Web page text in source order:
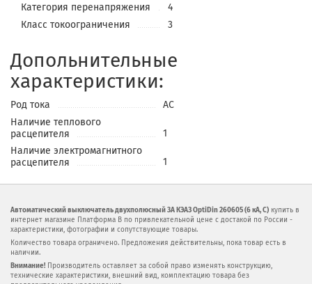
Категория перенапряжения
4
Класс токоограничения
3
Допольнительные
характеристики:
Род тока
AC
Наличие теплового
расцепителя
1
Наличие электромагнитного
расцепителя
1
Автоматический выключатель двухполюсный 3А КЭАЗ OptiDin 260605 (6 кА, C) купить в
интернет магазине Платформа В по привлекательной цене с достакой по России -
характеристики, фотографии и сопутствующие товары.
Количество товара ограничено. Предложения действительны, пока товар есть в
наличии.
Внимание! Производитель оставляет за собой право изменять конструкцию,
технические характеристики, внешний вид, комплектацию товара без